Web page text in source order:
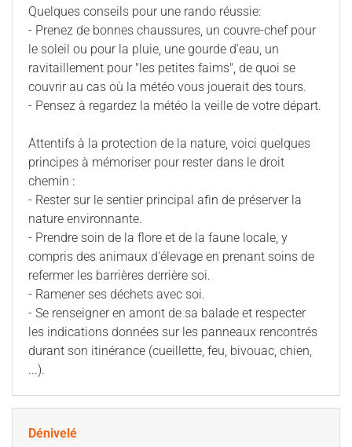
Quelques conseils pour une rando réussie:
- Prenez de bonnes chaussures, un couvre-chef pour
le soleil ou pour la pluie, une gourde d'eau, un
ravitaillement pour "les petites faims", de quoi se
couvrir au cas où la météo vous jouerait des tours.
- Pensez à regardez la météo la veille de votre départ.
Attentifs à la protection de la nature, voici quelques
principes à mémoriser pour rester dans le droit
chemin :
- Rester sur le sentier principal afin de préserver la
nature environnante.
- Prendre soin de la flore et de la faune locale, y
compris des animaux d'élevage en prenant soins de
refermer les barrières derrière soi.
- Ramener ses déchets avec soi.
- Se renseigner en amont de sa balade et respecter
les indications données sur les panneaux rencontrés
durant son itinérance (cueillette, feu, bivouac, chien,
...).
Dénivelé